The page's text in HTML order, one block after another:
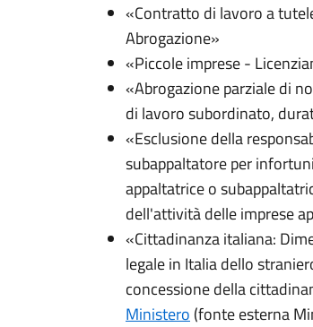
«Contratto di lavoro a
Abrogazione»
«Piccole imprese -
«Abrogazione parziale di
di lavoro subordinato,
«Esclusione della
subappaltatore per
appaltatrice o
dell'attività delle imprese
«Cittadinanza italiana:
legale in Italia dello
concessione della
Ministero (fonte esterna